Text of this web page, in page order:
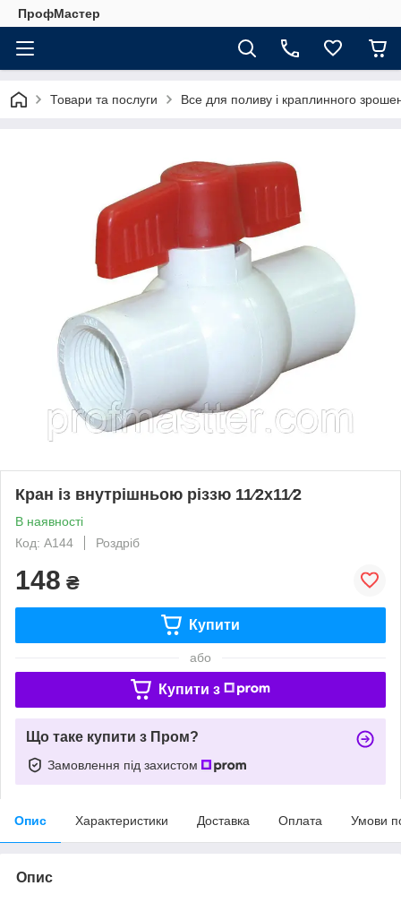
ПрофМастер
Товари та послуги Все для поливу і краплинного
Кран із внутрішньою різзю 11⁄2х11⁄2
В наявності
Код: A144
Роздріб
148 ₴
Купити
або
Купити з
Що таке купити з Пром?
Замовлення під захистом
Опис Характеристики Доставка Оплата Умови
Опис